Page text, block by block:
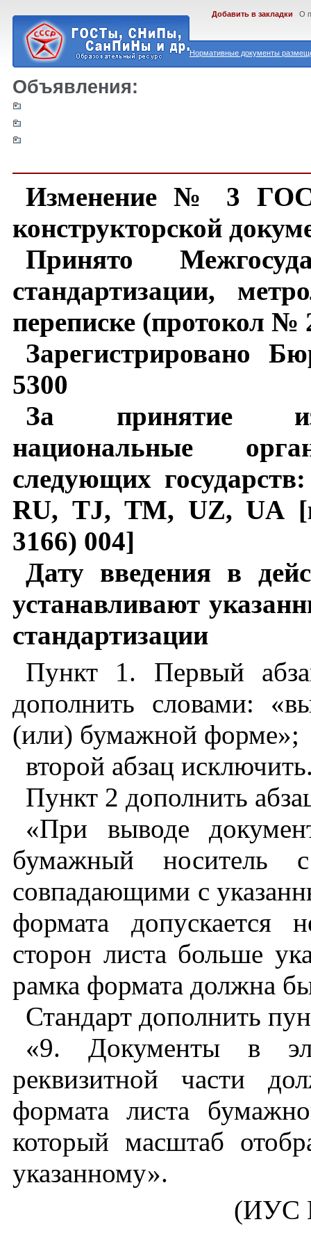
Нормативные документы
Добавить в закладки О
Объявления:
Изменение № 3
конструкторской
Принято
стандартизации,
переписке (протокол №
Зарегистрировано
5300
За принятие
национальные
следующих
RU, ТJ, ТМ, UZ, UА
3166) 004]
Дату введения в
устанавливают
стандартизации
Пункт 1. Первый
дополнить словами:
(или) бумажной форме»;
второй абзац
Пункт 2 дополнить
«При выводе
бумажный носитель
совпадающими с
формата допускается
сторон листа больше
рамка формата должна
Стандарт дополнить
«9. Документы в
реквизитной части
формата листа
который масштаб
указанному».
(ИУС